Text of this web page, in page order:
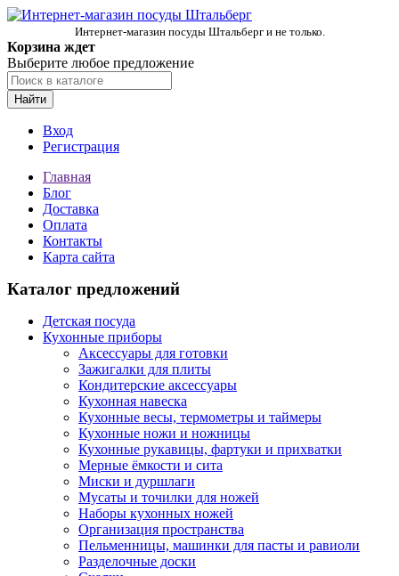
Интернет-магазин посуды Штальберг и не только.
Корзина ждет
Выберите любое предложение
Найти
Вход
Регистрация
Главная
Блог
Доставка
Оплата
Контакты
Карта сайта
Каталог предложений
Детская посуда
Кухонные приборы
Аксессуары для готовки
Зажигалки для плиты
Кондитерские аксессуары
Кухонная навеска
Кухонные весы, термометры и таймеры
Кухонные ножи и ножницы
Кухонные рукавицы, фартуки и прихватки
Мерные ёмкости и сита
Миски и дуршлаги
Мусаты и точилки для ножей
Наборы кухонных ножей
Организация пространства
Пельменницы, машинки для пасты и равиоли
Разделочные доски